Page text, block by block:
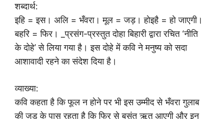
शब्दार्थ:
इहि = इस। अलि = भँवरा। मूल = जड़। होइहै = हो जाएगी।
बहरि = फिर। _प्रसंग-प्रस्तुत दोहा बिहारी द्वारा रचित ‘नीति
के दोहे’ से लिया गया है। इस दोहे में कवि ने मनुष्य को सदा
आशावादी रहने का संदेश दिया है।
व्याख्या:
कवि कहता है कि फूल न होने पर भी इस उम्मीद से भँवरा गुलाब
की जड़ के पास रहता है कि फिर से बसंत ऋतु आएगी और इन